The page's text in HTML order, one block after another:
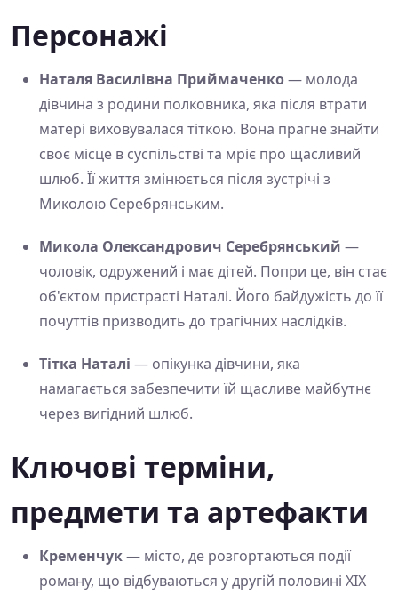
Персонажі
Наталя Василівна Приймаченко— молода
дівчина з родини полковника, яка після втрати
матері виховувалася тіткою. Вона прагне знайти
своє місце в суспільстві та мріє про щасливий
шлюб. Її життя змінюється після зустрічі з
Миколою Серебрянським.
Микола Олександрович Серебрянський —
чоловік, одружений і має дітей. Попри це, він стає
об'єктом пристрасті Наталі. Його байдужість до її
почуттів призводить до трагічних наслідків.
Тітка Наталі — опікунка дівчини, яка
намагається забезпечити їй щасливе майбутнє
через вигідний шлюб.
Ключові терміни,
предмети та артефакти
Кременчук— місто, де розгортаються події
роману, що відбуваються у другій половині XIX